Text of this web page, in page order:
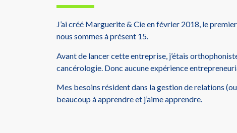
J’ai créé Marguerite & Cie en février 2018, le
nous sommes à présent 15.
Avant de lancer cette entreprise, j’étais
cancérologie. Donc aucune expérience
Mes besoins résident dans la gestion de relations (ou
beaucoup à apprendre et j’aime apprendre.